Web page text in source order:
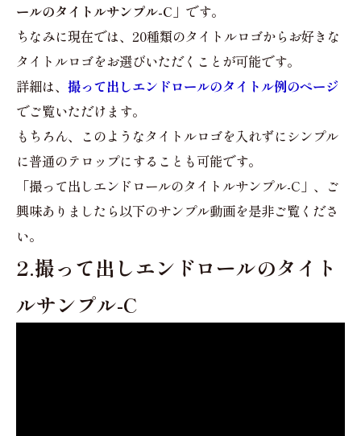
ールのタイトルサンプル-C」 です。
ちなみに現在では、20種類のタイトルロゴからお好きな
タイトルロゴをお選びいただくことが可能です。
詳細は、 撮って出しエンドロールのタイトル例のページ
でご覧いただけます。
もちろん、このようなタイトルロゴを入れずにシンプル
に普通のテロップにすることも可能です。
「撮って出しエンドロールのタイトルサンプル-C」、ご
興味ありましたら以下のサンプル動画を是非ご覧くださ
い。
2.撮って出しエンドロールのタイト
ルサンプル-C